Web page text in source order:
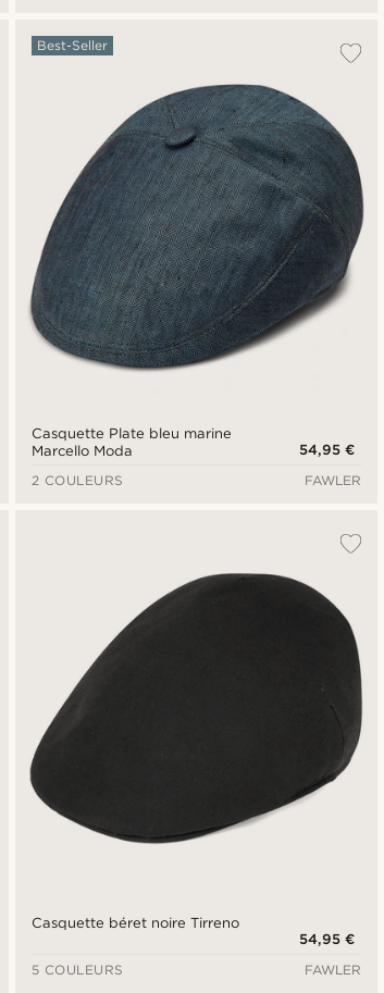
Casquette Plate bleu marine
Marcello Moda
Best-Seller
54,95 €
2 COULEURS
FAWLER
Casquette béret noire Tirreno
54,95 €
5 COULEURS
FAWLER